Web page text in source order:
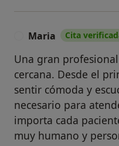
Maria Cita
Una gran
cercana. Desde el
sentir cómoda y
necesario para
importa cada
muy humano y